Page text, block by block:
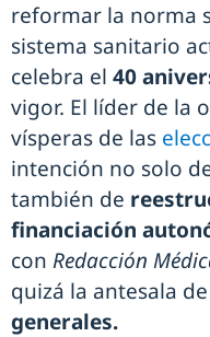
reformar la norma
sistema sanitario
celebra el 40
vigor. El líder de la
vísperas de las
intención no solo
también de
financiación
con Redacción
quizá la antesala
generales.